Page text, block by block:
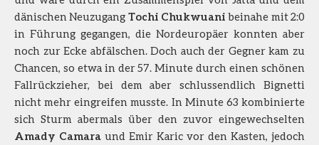
dänischen Neuzugang Tochi Chukwuani beinahe mit 2:0
in Führung gegangen, die Nordeuropäer konnten aber
noch zur Ecke abfälschen. Doch auch der Gegner kam zu
Chancen, so etwa in der 57. Minute durch einen schönen
Fallrückzieher, bei dem aber schlussendlich Bignetti
nicht mehr eingreifen musste. In Minute 63 kombinierte
sich Sturm abermals über den zuvor eingewechselten
Amady Camara und Emir Karic vor den Kasten, jedoch